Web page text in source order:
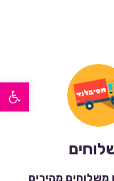
פתח סרגל נגישות
משלוחים מהירים